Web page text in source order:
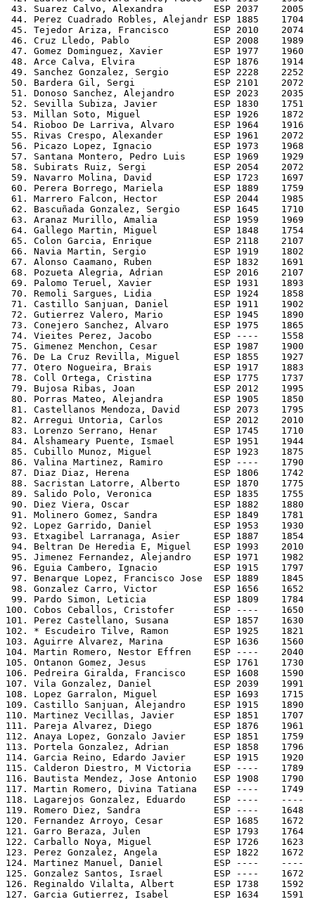
43. Suarez Calvo, Alexandra         ESP 2037
44. Perez Cuadrado Robles, Alejandr ESP 1885
45. Tejedor Ariza, Francisco        ESP 2010
46. Cruz Lledo, Pablo               ESP 2008
47. Gomez Dominguez, Xavier         ESP 1977
48. Arce Calva, Elvira              ESP 1876
49. Sanchez Gonzalez, Sergio        ESP 2228
50. Bardera Gil, Sergi              ESP 2101
51. Donoso Sanchez, Alejandro       ESP 2023
52. Sevilla Subiza, Javier          ESP 1830
53. Millan Soto, Miguel             ESP 1926
54. Rioboo De Larriva, Alvaro       ESP 1964
55. Rivas Crespo, Alexander         ESP 1961
56. Picazo Lopez, Ignacio           ESP 1973
57. Santana Montero, Pedro Luis     ESP 1969
58. Subirats Ruiz, Sergi            ESP 2054
59. Navarro Molina, David           ESP 1723
60. Perera Borrego, Mariela         ESP 1889
61. Marrero Falcon, Hector          ESP 2044
62. Bascuñada Gonzalez, Sergio      ESP 1645
63. Aranaz Murillo, Amalia          ESP 1959
64. Gallego Martin, Miguel          ESP 1848
65. Colon Garcia, Enrique           ESP 2118
66. Navia Martin, Sergio            ESP 1919
67. Alonso Caamano, Ruben           ESP 1832
68. Pozueta Alegria, Adrian         ESP 2016
69. Palomo Teruel, Xavier           ESP 1931
70. Remoli Sargues, Lidia           ESP 1924
71. Castillo Sanjuan, Daniel        ESP 1911
72. Gutierrez Valero, Mario         ESP 1945
73. Conejero Sanchez, Alvaro        ESP 1975
74. Vieites Perez, Jacobo           ESP ----
75. Gimenez Menchon, Cesar          ESP 1987
76. De La Cruz Revilla, Miguel      ESP 1855
77. Otero Nogueira, Brais           ESP 1917
78. Coll Ortega, Cristina           ESP 1775
79. Bujosa Ribas, Joan              ESP 2012
80. Porras Mateo, Alejandra         ESP 1905
81. Castellanos Mendoza, David      ESP 2073
82. Arregui Untoria, Carlos         ESP 2012
83. Lorenzo Serrano, Henar          ESP 1745
84. Alshameary Puente, Ismael       ESP 1951
85. Cubillo Munoz, Miguel           ESP 1923
86. Valina Martinez, Ramiro         ESP ----
87. Diaz Diaz, Herena               ESP 1806
88. Sacristan Latorre, Alberto      ESP 1870
89. Salido Polo, Veronica           ESP 1835
90. Diez Viera, Oscar               ESP 1882
91. Molinero Gomez, Sandra          ESP 1849
92. Lopez Garrido, Daniel           ESP 1953
93. Etxagibel Larranaga, Asier      ESP 1887
94. Beltran De Heredia E, Miguel    ESP 1993
95. Jimenez Fernandez, Alejandro    ESP 1971
96. Eguia Cambero, Ignacio          ESP 1915
97. Benarque Lopez, Francisco Jose  ESP 1889
98. Gonzalez Carro, Victor          ESP 1656
99. Pardo Simon, Leticia            ESP 1809
100. Cobos Ceballos, Cristofer       ESP ----
101. Perez Castellano, Susana        ESP 1857
102. * Escudeiro Tilve, Ramon        ESP 1925
103. Aguirre Alvarez, Marina         ESP 1636
104. Martin Romero, Nestor Effren    ESP ----
105. Ontanon Gomez, Jesus            ESP 1761
106. Pedreira Giralda, Francisco     ESP 1608
107. Vila Gonzalez, Daniel           ESP 2039
108. Lopez Garralon, Miguel          ESP 1693
109. Castillo Sanjuan, Alejandro     ESP 1915
110. Martinez Vecillas, Javier       ESP 1851
111. Pareja Alvarez, Diego           ESP 1876
112. Anaya Lopez, Gonzalo Javier     ESP 1851
113. Portela Gonzalez, Adrian        ESP 1858
114. Garcia Reino, Edardo Javier     ESP 1915
115. Calderon Diestro, M Victoria    ESP ----
116. Bautista Mendez, Jose Antonio   ESP 1908
117. Martin Romero, Divina Tatiana   ESP ----
118. Lagarejos Gonzalez, Eduardo     ESP ----
119. Romero Diez, Sandra             ESP ----
120. Fernandez Arroyo, Cesar         ESP 1685
121. Garro Beraza, Julen             ESP 1793
122. Carballo Noya, Miguel           ESP 1726
123. Perez Gonzalez, Angela          ESP 1822
124. Martinez Manuel, Daniel         ESP ----
125. Gonzalez Santos, Israel         ESP ----
126. Reginaldo Vilalta, Albert       ESP 1738
127. Garcia Gutierrez, Isabel        ESP 1634